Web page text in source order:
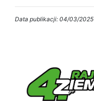
Data publikacji: 04/03/2025